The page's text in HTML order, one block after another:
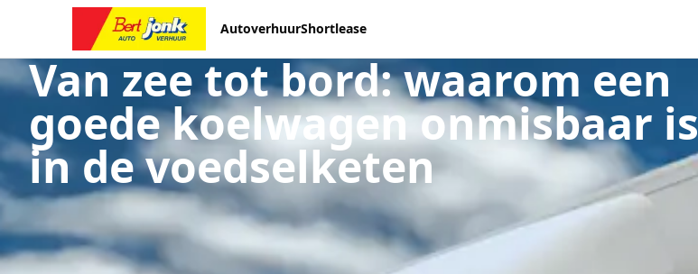
AutoverhuurShortlease
Van zee tot bord: waarom een
goede koelwagen onmisbaar is
in de voedselketen